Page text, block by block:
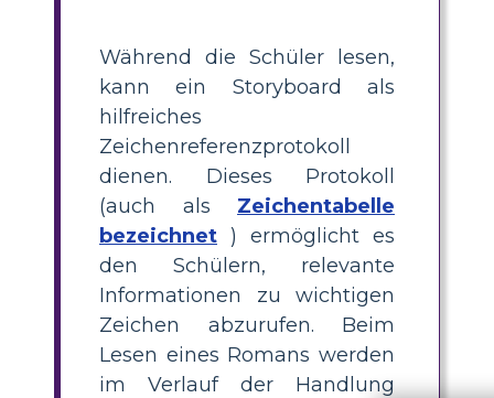
Während die Schüler lesen,
kann ein Storyboard als
hilfreiches
Zeichenreferenzprotokoll
dienen. Dieses Protokoll
(auch als Zeichentabelle
bezeichnet ) ermöglicht es
den Schülern, relevante
Informationen zu wichtigen
Zeichen abzurufen. Beim
Lesen eines Romans werden
im Verlauf der Handlung